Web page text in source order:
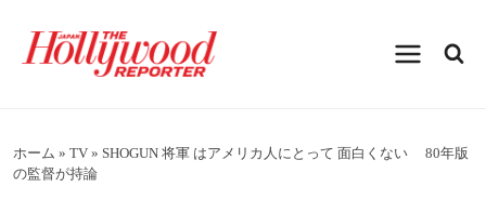
プホーム » TV » SHOGUN 将軍 はアメリカ人にとって 面白くない 80年版
の監督が持論